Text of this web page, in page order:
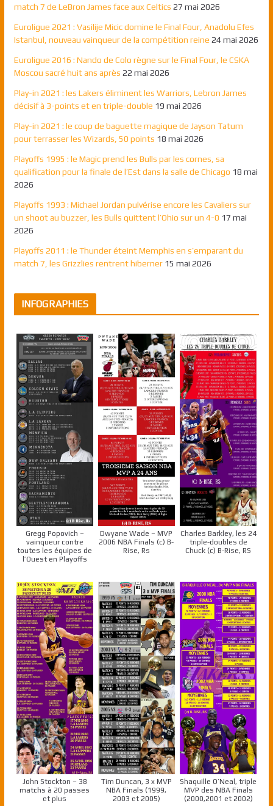
match 7 de LeBron James face aux Celtics 27 mai 2026
Euroligue 2021 : Vasilije Micic domine le Final Four, Anadolu Efes
Istanbul, nouveau vainqueur de la compétition reine 24 mai 2026
Euroligue 2016 : Nando de Colo règne sur le Final Four, le CSKA
Moscou sacré huit ans après 22 mai 2026
Play-in 2021 : les Lakers éliminent les Warriors, Lebron James
décisif à 3-points et en triple-double 19 mai 2026
Play-in 2021 : le coup de baguette magique de Jayson Tatum
pour terrasser les Wizards, 50 points 18 mai 2026
Playoffs 1995 : le Magic prend les Bulls par les cornes, sa
qualification pour la finale de l’Est dans la salle de Chicago 18 mai
2026
Playoffs 1993 : Michael Jordan pulvérise encore les Cavaliers sur
un shoot au buzzer, les Bulls quittent l’Ohio sur un 4-0 17 mai
2026
Playoffs 2011 : le Thunder éteint Memphis en s’emparant du
match 7, les Grizzlies rentrent hiberner 15 mai 2026
INFOGRAPHIES
Gregg Popovich –
vainqueur contre
toutes les équipes de
l’Ouest en Playoffs
Dwyane Wade – MVP
2006 NBA Finals (c) B-
Rise, Rs
Charles Barkley, les 24
triple-doubles de
Chuck (c) B-Rise, RS
John Stockton – 38
matchs à 20 passes
et plus
Tim Duncan, 3 x MVP
NBA Finals (1999,
2003 et 2005)
Shaquille O’Neal, triple
MVP des NBA Finals
(2000,2001 et 2002)